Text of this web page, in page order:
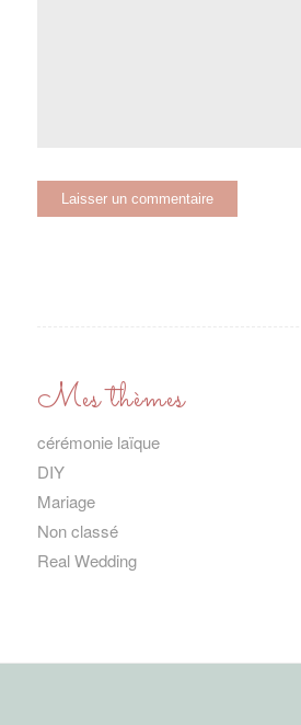
Mes thèmes
cérémonie laïque
DIY
Mariage
Non classé
Real Wedding